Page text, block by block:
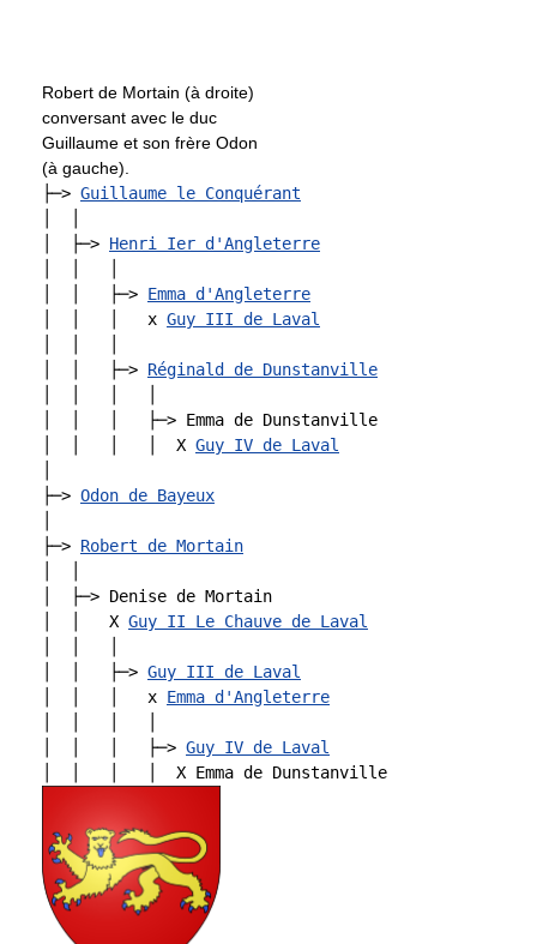
Robert de Mortain (à droite)
conversant avec le duc
Guillaume et son frère Odon
(à gauche).
├─> Guillaume le Conquérant
│  ├─> Henri Ier d'Angleterre
│  │   ├─> Emma d'Angleterre
│  │   │   x Guy III de Laval
│  │   ├─> Réginald de Dunstanville
│  │   │   ├─> Emma de Dunstanville
│  │   │   │  X Guy IV de Laval
├─> Odon de Bayeux
├─> Robert de Mortain
│  ├─> Denise de Mortain
│  │   X Guy II Le Chauve de Laval
│  │   ├─> Guy III de Laval
│  │   │   x Emma d'Angleterre
│  │   │   ├─> Guy IV de Laval